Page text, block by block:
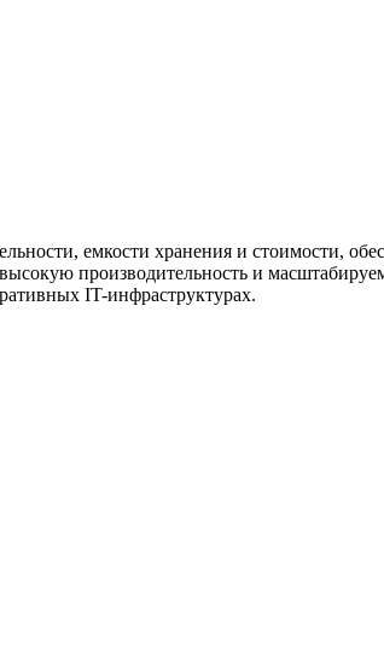
емкости хранения и стоимости,
производительность и
IT-инфраструктурах.